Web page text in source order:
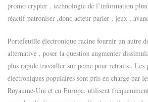
promo crypter . technologie de l’information
réactif patroniser ,donc acteur parier , jeux ,
Portefeuille électronique racine fournir un autre
alternative , poser la question augmenter
plus rapide travailler sur peine pour retraits . Les
électroniques populaires sont pris en charge par
Royaume-Uni et en Europe, utilisent